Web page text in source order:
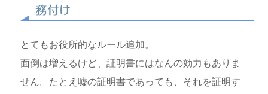
務付け
とてもお役所的なルール追加。
面倒は増えるけど、証明書にはなんの効力もありま
せん。たとえ嘘の証明書であっても、それを証明す